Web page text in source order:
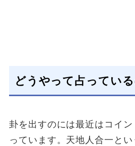
どうやって占ってい
卦を出すのには最近はコイ
っています。天地人合一と